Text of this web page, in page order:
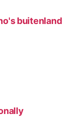
buitenland